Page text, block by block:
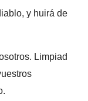
y huirá de
Limpiad